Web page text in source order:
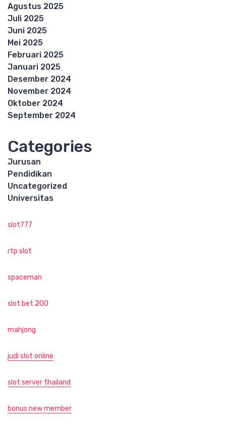
Agustus 2025
Juli 2025
Juni 2025
Mei 2025
Februari 2025
Januari 2025
Desember 2024
November 2024
Oktober 2024
September 2024
Categories
Jurusan
Pendidikan
Uncategorized
Universitas
slot777
rtp slot
spaceman
slot bet 200
mahjong
judi slot online
slot server thailand
bonus new member